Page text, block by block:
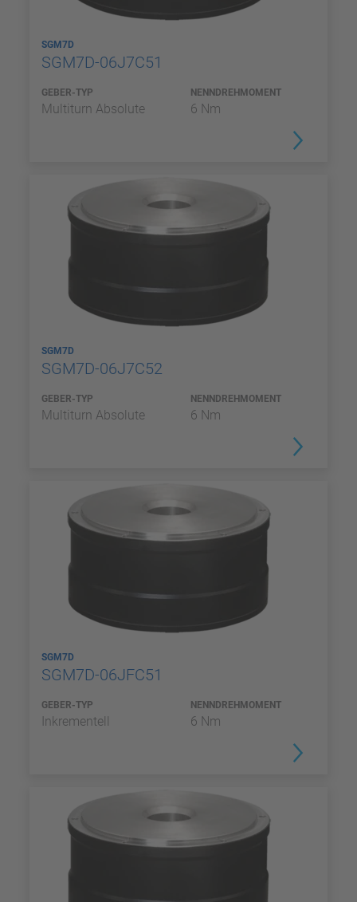
SGM7D
SGM7D-06J7C51
GEBER-TYP
Multiturn Absolute
NENNDREHMOMENT
6 Nm
SGM7D
SGM7D-06J7C52
GEBER-TYP
Multiturn Absolute
NENNDREHMOMENT
6 Nm
SGM7D
SGM7D-06JFC51
GEBER-TYP
Inkrementell
NENNDREHMOMENT
6 Nm